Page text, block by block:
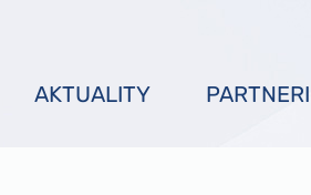
AKTUALITY PARTNERI